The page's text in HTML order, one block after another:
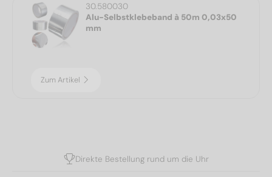
30.580030
Alu-Selbstklebeband à 50m 0,03x50
mm
Zum Artikel
Direkte Bestellung rund um die Uhr